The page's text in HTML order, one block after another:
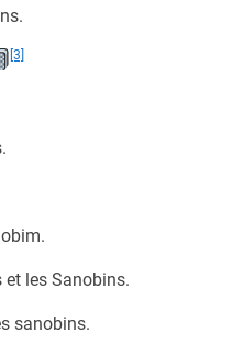
[3]
et les Sanobins.
sanobins.